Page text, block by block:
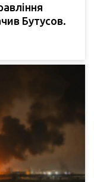
Бутусов.